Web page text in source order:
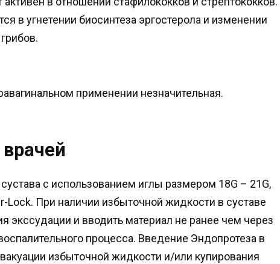
в угнетении биосинтеза эргостерола и изменении
применении незначительная.
с использованием иглы размером 18G – 21G,
Lock. При наличии избыточной жидкости в суставе
экссудации и вводить материал не ранее чем через
процесса. Введение Эндопротеза в
избыточной жидкости и/или купирования